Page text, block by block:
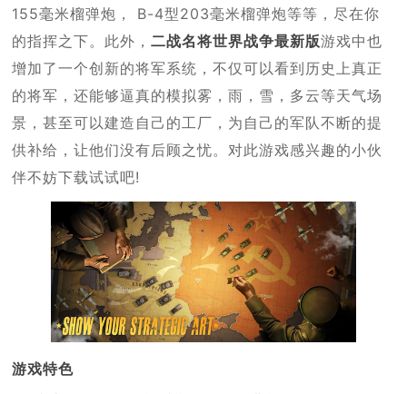
155毫米榴弹炮， B-4型203毫米榴弹炮等等，尽在你
的指挥之下。此外，二战名将世界战争最新版游戏中也
增加了一个创新的将军系统，不仅可以看到历史上真正
的将军，还能够逼真的模拟雾，雨，雪，多云等天气场
景，甚至可以建造自己的工厂，为自己的军队不断的提
供补给，让他们没有后顾之忧。对此游戏感兴趣的小伙
伴不妨下载试试吧!
游戏特色